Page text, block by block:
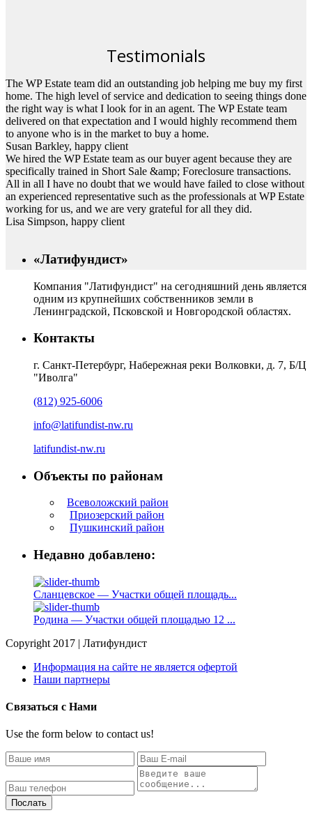
Testimonials
The WP Estate team did an outstanding job helping me buy my first
home. The high level of service and dedication to seeing things done
the right way is what I look for in an agent. The WP Estate team
delivered on that expectation and I would highly recommend them
to anyone who is in the market to buy a home.
Susan Barkley, happy client
We hired the WP Estate team as our buyer agent because they are
specifically trained in Short Sale &amp; Foreclosure transactions.
All in all I have no doubt that we would have failed to close without
an experienced representative such as the professionals at WP Estate
working for us, and we are very grateful for all they did.
Lisa Simpson, happy client
«Латифундист»
Компания "Латифундист" на сегодняшний день является
одним из крупнейших собственников земли в
Ленинградской, Псковской и Новгородской областях.
Контакты
г. Санкт-Петербург, Набережная реки Волковки, д. 7, Б/Ц
"Иволга"
(812) 925-6006
info@latifundist-nw.ru
latifundist-nw.ru
Объекты по районам
Всеволожский район
Приозерский район
Пушкинский район
Недавно добавлено:
Сланцевское — Участки общей площадь...
Родина — Участки общей площадью 12 ...
Copyright 2017 | Латифундист
Информация на сайте не является офертой
Наши партнеры
Связаться с Нами
Use the form below to contact us!
Послать